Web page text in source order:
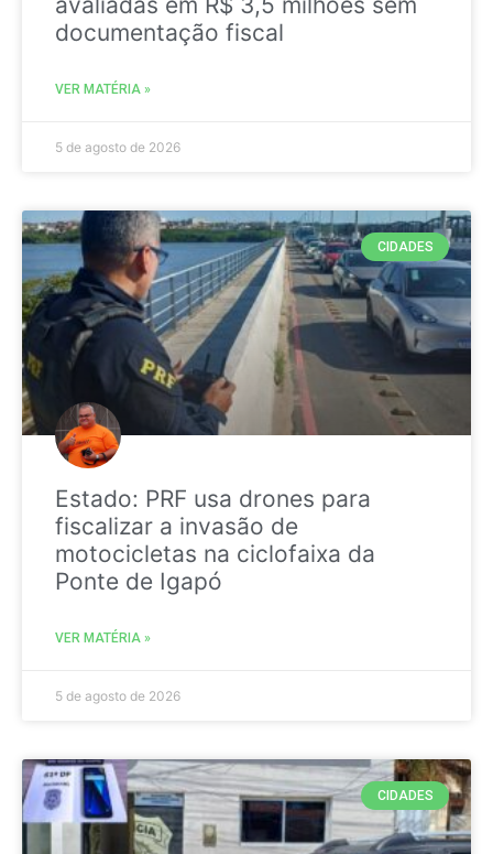
documentação fiscal
VER MATÉRIA »
5 de agosto de 2026
CIDADES
Estado: PRF usa drones para
fiscalizar a invasão de
motocicletas na ciclofaixa da
Ponte de Igapó
VER MATÉRIA »
5 de agosto de 2026
CIDADES